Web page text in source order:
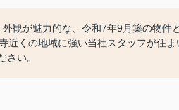
観が魅力的な、令和7年9月築の物件
近くの地域に強い当社スタッフが住ま
い。